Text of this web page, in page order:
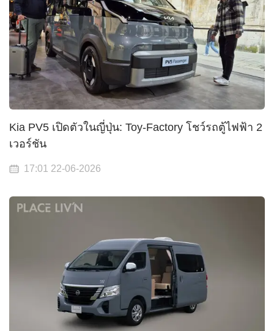
Kia PV5 เปิดตัวในญี่ปุ่น: Toy-Factory โชว์รถตู้ไฟฟ้า 2
เวอร์ชัน
17:01 22-06-2026